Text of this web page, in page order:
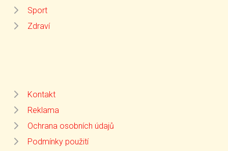
Sport
Zdraví
Kontakt
Reklama
Ochrana osobních údajů
Podmínky použití